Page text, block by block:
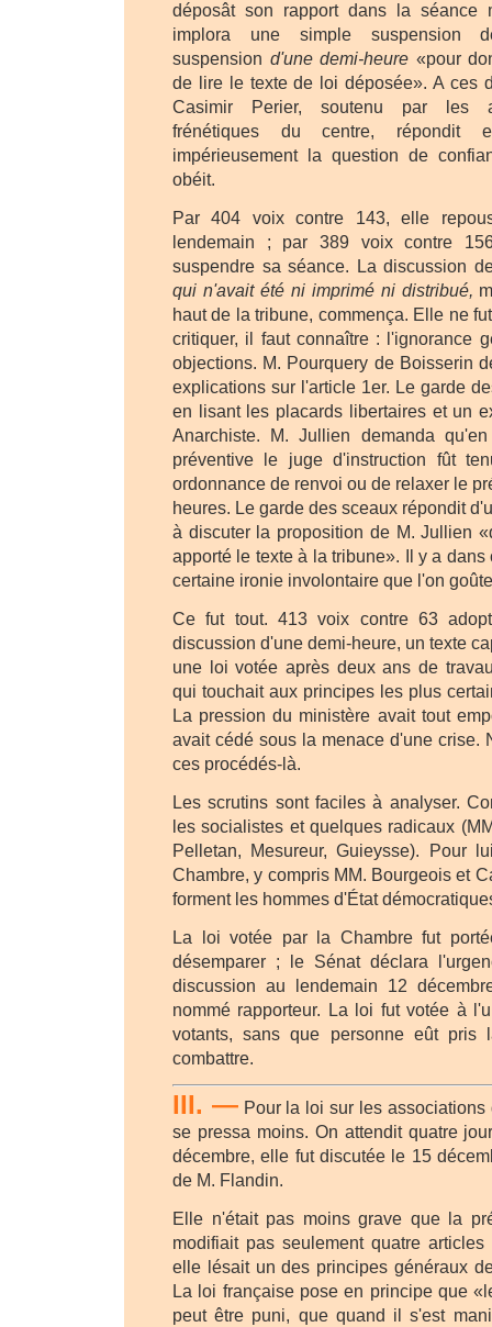
déposât son rapport dans la séance
implora une simple suspension
suspension d'une demi-heure «pour
de lire le texte de loi déposée». A ces
Casimir Perier, soutenu par les
frénétiques du centre, répondit
impérieusement la question de
obéit.
Par 404 voix contre 143, elle
lendemain ; par 389 voix contre
suspendre sa séance. La discussion
qui n'avait été ni imprimé ni distribué,
haut de la tribune, commença. Elle ne
critiquer, il faut connaître : l'ignorance
objections. M. Pourquery de Boisserin
explications sur l'article 1er. Le garde
en lisant les placards libertaires et un
Anarchiste. M. Jullien demanda
préventive le juge d'instruction fût
ordonnance de renvoi ou de relaxer le
heures. Le garde des sceaux répondit
à discuter la proposition de M. Jullien
apporté le texte à la tribune». Il y a dans
certaine ironie involontaire que l'on
Ce fut tout. 413 voix contre 63
discussion d'une demi-heure, un texte
une loi votée après deux ans de
qui touchait aux principes les plus
La pression du ministère avait tout
avait cédé sous la menace d'une crise.
ces procédés-là.
Les scrutins sont faciles à analyser.
les socialistes et quelques radicaux
Pelletan, Mesureur, Guieysse). Pour
Chambre, y compris MM. Bourgeois et
forment les hommes d'État
La loi votée par la Chambre fut
désemparer ; le Sénat déclara
discussion au lendemain 12
nommé rapporteur. La loi fut votée à
votants, sans que personne eût pris
combattre.
III. —Pour la loi sur les associations
se pressa moins. On attendit quatre
décembre, elle fut discutée le 15
de M. Flandin.
Elle n'était pas moins grave que la
modifiait pas seulement quatre
elle lésait un des principes généraux
La loi française pose en principe que
peut être puni, que quand il s'est